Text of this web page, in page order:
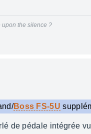
upon the silence ?
Boss FS-5U
de pédale intégrée